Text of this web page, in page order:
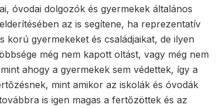
óvodai dolgozók és gyermekek általános
az is segítene, ha reprezentatív
korú gyermekeket és családjaikat, de ilyen
még nem kapott oltást, vagy még nem
ahogy a gyermekek sem védettek, így a
mint amikor az iskolák és óvodák
is igen magas a fertőzöttek és az